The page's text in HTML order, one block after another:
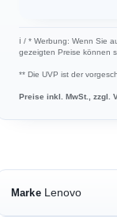
ℹ︎ / * Werbung: Wenn Sie
gezeigten Preise können
** Die UVP ist der
Preise inkl. MwSt., zzgl.
Marke Lenovo